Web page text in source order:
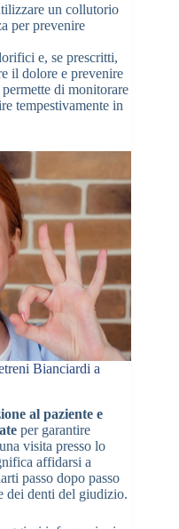
un collutorio
per prevenire
e, se prescritti,
il dolore e prevenire
permette di monitorare
tempestivamente in
Bianciardi a
al paziente e
per garantire
visita presso lo
affidarsi a
passo dopo passo
dei denti del giudizio.